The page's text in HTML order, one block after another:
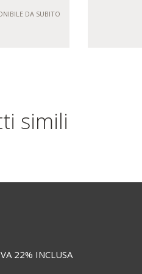
DA SUBITO
simili
22% INCLUSA